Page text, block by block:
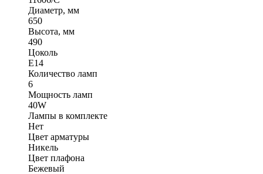
Диаметр, мм
650
Высота, мм
490
Цоколь
Е14
Количество ламп
6
Мощность ламп
40W
Лампы в комплекте
Нет
Цвет арматуры
Никель
Цвет плафона
Бежевый